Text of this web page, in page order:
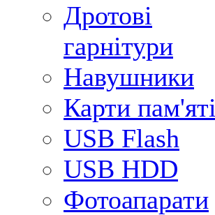
Дротові
гарнітури
Навушники
Карти пам'яті
USB Flash
USB HDD
Фотоапарати